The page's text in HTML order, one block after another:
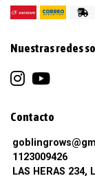
Nuestras redes
Contacto
1123009426
LAS HERAS 234,